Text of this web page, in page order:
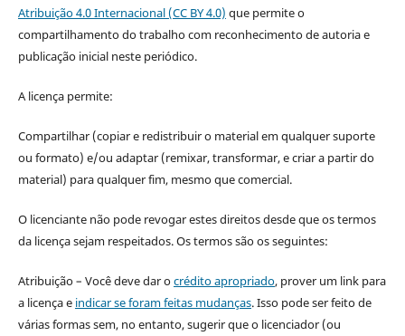
Atribuição 4.0 Internacional (CC BY 4.0) que permite o
compartilhamento do trabalho com reconhecimento de autoria e
publicação inicial neste periódico.
A licença permite:
Compartilhar (copiar e redistribuir o material em qualquer suporte
ou formato) e/ou adaptar (remixar, transformar, e criar a partir do
material) para qualquer fim, mesmo que comercial.
O licenciante não pode revogar estes direitos desde que os termos
da licença sejam respeitados. Os termos são os seguintes:
Atribuição – Você deve dar ocrédito apropriado, prover um link para
a licença e indicar se foram feitas mudanças. Isso pode ser feito de
várias formas sem, no entanto, sugerir que o licenciador (ou